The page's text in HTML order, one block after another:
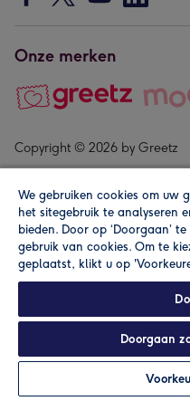
Onze merken
Copyright © 2026 by Greetz
Alle prijzen zijn inclusief btw
We gebruiken cookies om uw
het sitegebruik te analyseren
bieden. Door op ‘Doorgaan’
gebruik van cookies. Om te
geplaatst, klikt u op
Doorgaan